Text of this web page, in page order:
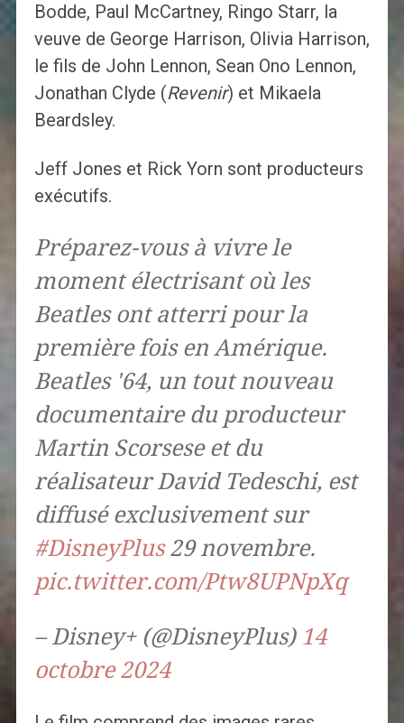
Bodde, Paul McCartney, Ringo Starr, la
veuve de George Harrison, Olivia Harrison,
le fils de John Lennon, Sean Ono Lennon,
Jonathan Clyde (Revenir) et Mikaela
Beardsley.
Jeff Jones et Rick Yorn sont producteurs
exécutifs.
Préparez-vous à vivre le
moment électrisant où les
Beatles ont atterri pour la
première fois en Amérique.
Beatles '64, un tout nouveau
documentaire du producteur
Martin Scorsese et du
réalisateur David Tedeschi, est
diffusé exclusivement sur
#DisneyPlus29 novembre.
pic.twitter.com/Ptw8UPNpXq
– Disney+ (@DisneyPlus) 14
octobre 2024